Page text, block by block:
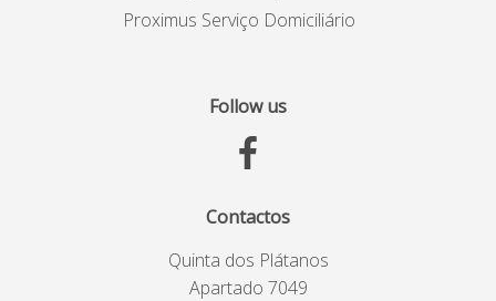
Proximus Serviço Domiciliário
Follow us
Contactos
Quinta dos Plátanos
Apartado 7049